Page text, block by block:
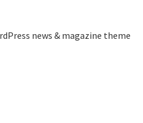
news & magazine theme